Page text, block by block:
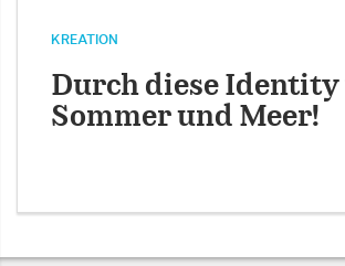
KREATION
Durch diese Identity
Sommer und Meer!